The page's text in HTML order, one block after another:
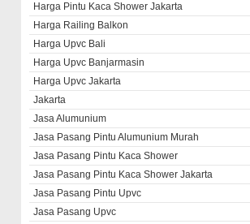
Harga Pintu Kaca Shower Jakarta
Harga Railing Balkon
Harga Upvc Bali
Harga Upvc Banjarmasin
Harga Upvc Jakarta
Jakarta
Jasa Alumunium
Jasa Pasang Pintu Alumunium Murah
Jasa Pasang Pintu Kaca Shower
Jasa Pasang Pintu Kaca Shower Jakarta
Jasa Pasang Pintu Upvc
Jasa Pasang Upvc